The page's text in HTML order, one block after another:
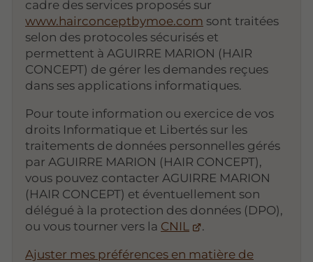
cadre des services proposés sur
www.hairconceptbymoe.com sont traitées
selon des protocoles sécurisés et
permettent à AGUIRRE MARION (HAIR
CONCEPT) de gérer les demandes reçues
dans ses applications informatiques.
Pour toute information ou exercice de vos
droits Informatique et Libertés sur les
traitements de données personnelles gérés
par AGUIRRE MARION (HAIR CONCEPT),
vous pouvez contacter AGUIRRE MARION
(HAIR CONCEPT) et éventuellement son
délégué à la protection des données (DPO),
ou vous tourner vers la CNIL
.
Ajuster mes préférences en matière de